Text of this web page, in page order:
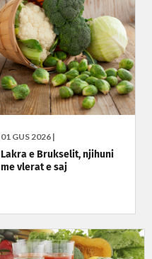
01 GUS 2026 |
Lakra e Brukselit, njihuni
me vlerat e saj